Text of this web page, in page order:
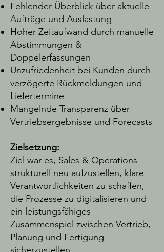
Fehlender Überblick über aktuelle
Aufträge und Auslastung
Hoher Zeitaufwand durch manuelle
Abstimmungen &
Doppelerfassungen
Unzufriedenheit bei Kunden durch
verzögerte Rückmeldungen und
Liefertermine
Mangelnde Transparenz über
Vertriebsergebnisse und Forecasts
Zielsetzung:​
Ziel war es, Sales & Operations
strukturell neu aufzustellen, klare
Verantwortlichkeiten zu schaffen,
die Prozesse zu digitalisieren und
ein leistungsfähiges
Zusammenspiel zwischen Vertrieb,
Planung und Fertigung